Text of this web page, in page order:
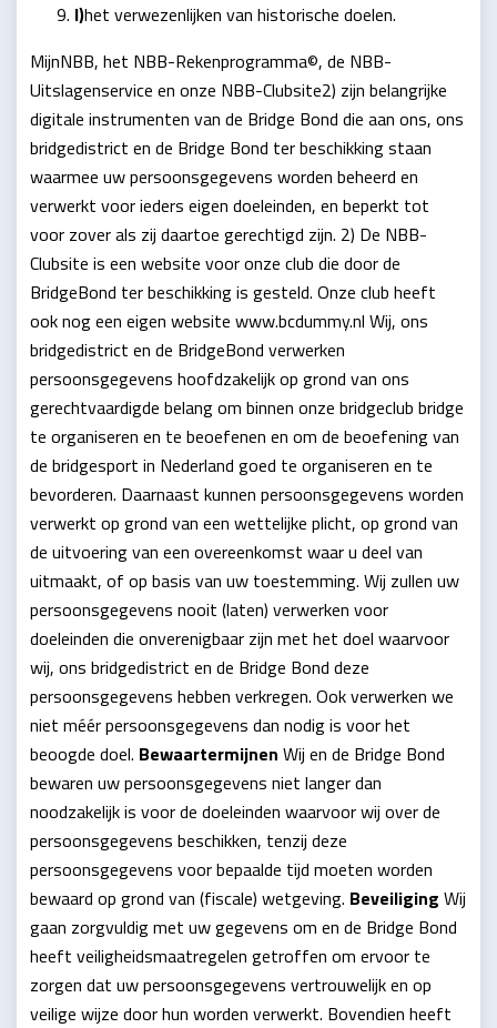
I)het verwezenlijken van historische doelen.
MijnNBB, het NBB-Rekenprogramma©, de NBB-
Uitslagenservice en onze NBB-Clubsite2) zijn belangrijke
digitale instrumenten van de Bridge Bond die aan ons, ons
bridgedistrict en de Bridge Bond ter beschikking staan
waarmee uw persoonsgegevens worden beheerd en
verwerkt voor ieders eigen doeleinden, en beperkt tot
voor zover als zij daartoe gerechtigd zijn. 2) De NBB-
Clubsite is een website voor onze club die door de
BridgeBond ter beschikking is gesteld. Onze club heeft
ook nog een eigen website www.bcdummy.nl Wij, ons
bridgedistrict en de BridgeBond verwerken
persoonsgegevens hoofdzakelijk op grond van ons
gerechtvaardigde belang om binnen onze bridgeclub bridge
te organiseren en te beoefenen en om de beoefening van
de bridgesport in Nederland goed te organiseren en te
bevorderen. Daarnaast kunnen persoonsgegevens worden
verwerkt op grond van een wettelijke plicht, op grond van
de uitvoering van een overeenkomst waar u deel van
uitmaakt, of op basis van uw toestemming. Wij zullen uw
persoonsgegevens nooit (laten) verwerken voor
doeleinden die onverenigbaar zijn met het doel waarvoor
wij, ons bridgedistrict en de Bridge Bond deze
persoonsgegevens hebben verkregen. Ook verwerken we
niet méér persoonsgegevens dan nodig is voor het
beoogde doel. Bewaartermijnen Wij en de Bridge Bond
bewaren uw persoonsgegevens niet langer dan
noodzakelijk is voor de doeleinden waarvoor wij over de
persoonsgegevens beschikken, tenzij deze
persoonsgegevens voor bepaalde tijd moeten worden
bewaard op grond van (fiscale) wetgeving. Beveiliging Wij
gaan zorgvuldig met uw gegevens om en de Bridge Bond
heeft veiligheidsmaatregelen getroffen om ervoor te
zorgen dat uw persoonsgegevens vertrouwelijk en op
veilige wijze door hun worden verwerkt. Bovendien heeft